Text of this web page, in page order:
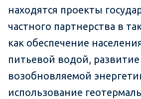
находятся проекты
частного партнерства в
как обеспечение
питьевой водой, развитие
возобновляемой
использование